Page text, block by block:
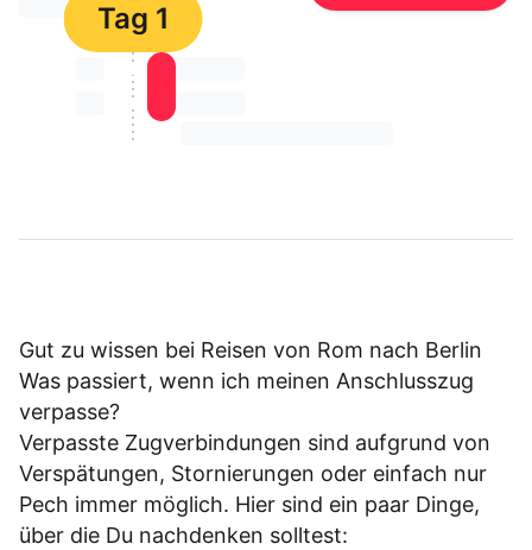
Tag 1
⏳⏳ ⏳ ⏳⏳
⏳⏳ ⏳ ⏳⏳
Gut zu wissen bei Reisen von Rom nach Berlin
Was passiert, wenn ich meinen Anschlusszug
verpasse?
Verpasste Zugverbindungen sind aufgrund von
Verspätungen, Stornierungen oder einfach nur
Pech immer möglich. Hier sind ein paar Dinge,
über die Du nachdenken solltest: